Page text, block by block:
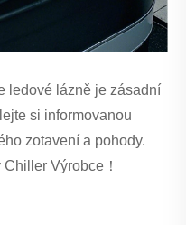
ledové lázně je zásadní
si informovanou
zotavení a pohody.
Výrobce！